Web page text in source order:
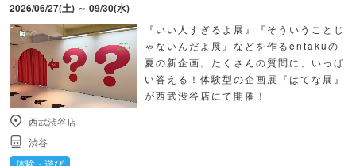
2026/06/27(土) ～ 09/30(水)
『いい人すぎるよ展』『そういうことじ
ゃないんだよ展』などを作るentakuの
夏の新企画。たくさんの質問に、いっぱ
い答える！体験型の企画展『はてな展』
が西武渋谷店にて開催！
西武渋谷店
渋谷